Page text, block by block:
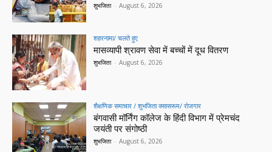
शुभजिता - August 6, 2026
शहरनामा/ चलते हुए
मासव्यापी श्रावण सेवा में बच्चों में दूध वितरण
शुभजिता - August 6, 2026
शैक्षणिक समाचार / शुभजिता क्सासरूम/ रोजगार
बंगवासी मॉर्निंग कॉलेज के हिंदी विभाग में प्रेमचंद
जयंती पर संगोष्ठी
शुभजिता - August 6, 2026